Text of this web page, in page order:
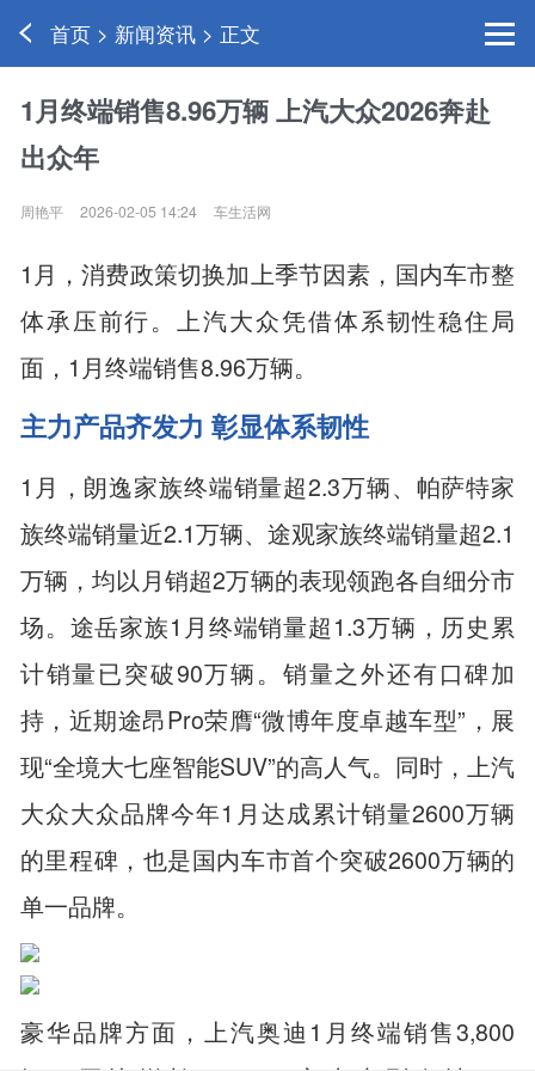
首页 > 新闻资讯 > 正文
1月终端销售8.96万辆 上汽大众2026奔赴
出众年
周艳平 2026-02-05 14:24 车生活网
1月，消费政策切换加上季节因素，国内车市整
体承压前行。上汽大众凭借体系韧性稳住局
面，1月终端销售8.96万辆。
主力产品齐发力 彰显体系韧性
1月，朗逸家族终端销量超2.3万辆、帕萨特家
族终端销量近2.1万辆、途观家族终端销量超2.1
万辆，均以月销超2万辆的表现领跑各自细分市
场。途岳家族1月终端销量超1.3万辆，历史累
计销量已突破90万辆。销量之外还有口碑加
持，近期途昂Pro荣膺“微博年度卓越车型”，展
现“全境大七座智能SUV”的高人气。同时，上汽
大众大众品牌今年1月达成累计销量2600万辆
的里程碑，也是国内车市首个突破2600万辆的
单一品牌。
豪华品牌方面，上汽奥迪1月终端销售3,800